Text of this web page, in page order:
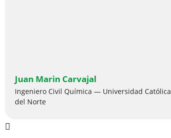
Juan Marin Carvajal
Ingeniero Civil Química — Universidad Católica
del Norte